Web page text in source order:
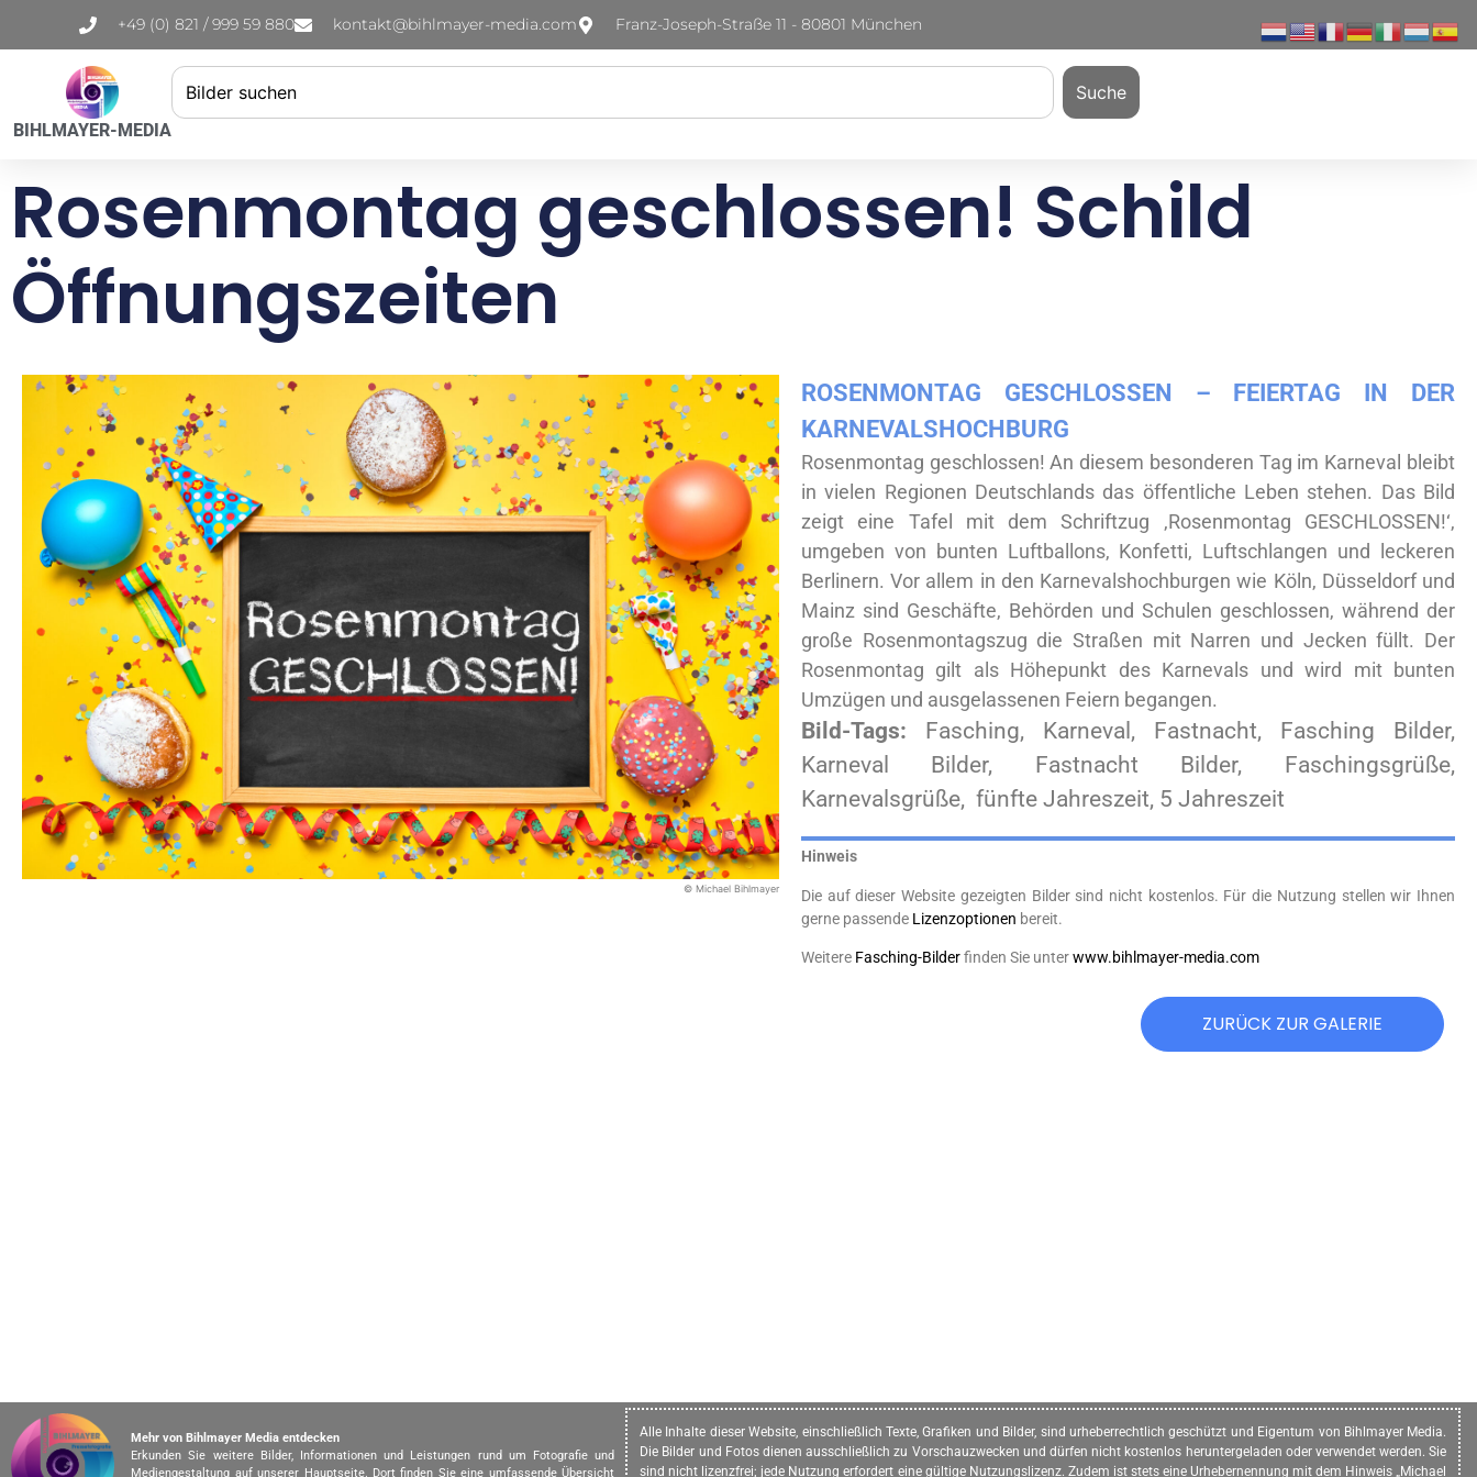
+49 (0) 821 / 999 59 880 kontakt@bihlmayer-media.com Franz-Joseph-Straße 11 - 80801 München
BIHLMAYER-MEDIA
Suche
Rosenmontag geschlossen! Schild
Öffnungszeiten
© Michael Bihlmayer
ROSENMONTAG GESCHLOSSEN – FEIERTAG IN DER
KARNEVALSHOCHBURG
Rosenmontag geschlossen! An diesem besonderen Tag im Karneval bleibt
in vielen Regionen Deutschlands das öffentliche Leben stehen. Das Bild
zeigt eine Tafel mit dem Schriftzug ‚Rosenmontag GESCHLOSSEN!‘,
umgeben von bunten Luftballons, Konfetti, Luftschlangen und leckeren
Berlinern. Vor allem in den Karnevalshochburgen wie Köln, Düsseldorf und
Mainz sind Geschäfte, Behörden und Schulen geschlossen, während der
große Rosenmontagszug die Straßen mit Narren und Jecken füllt. Der
Rosenmontag gilt als Höhepunkt des Karnevals und wird mit bunten
Umzügen und ausgelassenen Feiern begangen.
Bild-Tags: Fasching, Karneval, Fastnacht, Fasching Bilder,
Karneval Bilder, Fastnacht Bilder, Faschingsgrüße,
Karnevalsgrüße, fünfte Jahreszeit, 5 Jahreszeit
Hinweis
Die auf dieser Website gezeigten Bilder sind nicht kostenlos. Für die Nutzung stellen wir Ihnen
gerne passende Lizenzoptionen bereit.
Weitere Fasching-Bilderfinden Sie unterwww.bihlmayer-media.com
ZURÜCK ZUR GALERIE
Mehr von Bihlmayer Media entdecken
Erkunden Sie weitere Bilder, Informationen und Leistungen rund um Fotografie und
Mediengestaltung auf unserer Hauptseite. Dort finden Sie eine umfassende Übersicht
Alle Inhalte dieser Website, einschließlich Texte, Grafiken und Bilder, sind urheberrechtlich geschützt und Eigentum von Bihlmayer Media.
Die Bilder und Fotos dienen ausschließlich zu Vorschauzwecken und dürfen nicht kostenlos heruntergeladen oder verwendet werden. Sie
sind nicht lizenzfrei; jede Nutzung erfordert eine gültige Nutzungslizenz. Zudem ist stets eine Urhebernennung mit dem Hinweis „Michael